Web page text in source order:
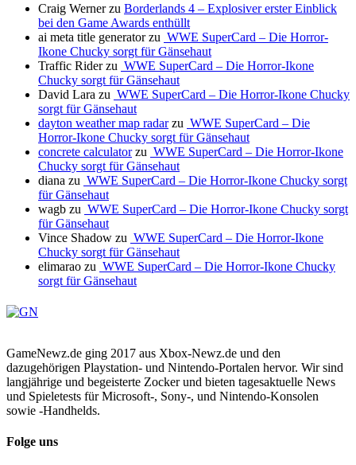
Craig Wernerzu Borderlands 4 – Explosiver erster Einblick
bei den Game Awards enthüllt
ai meta title generatorzu WWE SuperCard – Die Horror-
Ikone Chucky sorgt für Gänsehaut
Traffic Riderzu WWE SuperCard – Die Horror-Ikone
Chucky sorgt für Gänsehaut
David Lara zu WWE SuperCard – Die Horror-Ikone Chucky
sorgt für Gänsehaut
dayton weather map radarzu WWE SuperCard – Die
Horror-Ikone Chucky sorgt für Gänsehaut
concrete calculatorzu WWE SuperCard – Die Horror-Ikone
Chucky sorgt für Gänsehaut
diana zu WWE SuperCard – Die Horror-Ikone Chucky sorgt
für Gänsehaut
wagb zu WWE SuperCard – Die Horror-Ikone Chucky sorgt
für Gänsehaut
Vince Shadow zu WWE SuperCard – Die Horror-Ikone
Chucky sorgt für Gänsehaut
elimarao zu WWE SuperCard – Die Horror-Ikone Chucky
sorgt für Gänsehaut
GameNewz.de ging 2017 aus Xbox-Newz.de und den
dazugehörigen Playstation- und Nintendo-Portalen hervor. Wir sind
langjährige und begeisterte Zocker und bieten tagesaktuelle News
und Spieletests für Microsoft-, Sony-, und Nintendo-Konsolen
sowie -Handhelds.
Folge uns